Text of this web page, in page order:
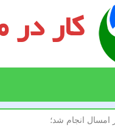
کار
امسال انجام شد؛